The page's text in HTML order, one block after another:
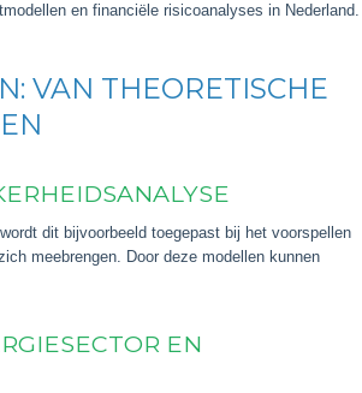
en financiële risicoanalyses in Nederland.
VAN THEORETISCHE
dit bijvoorbeeld toegepast bij het voorspellen
meebrengen. Door deze modellen kunnen
EN